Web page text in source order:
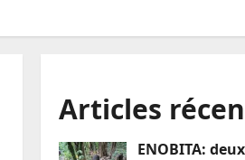
Articles
ENOBITA: